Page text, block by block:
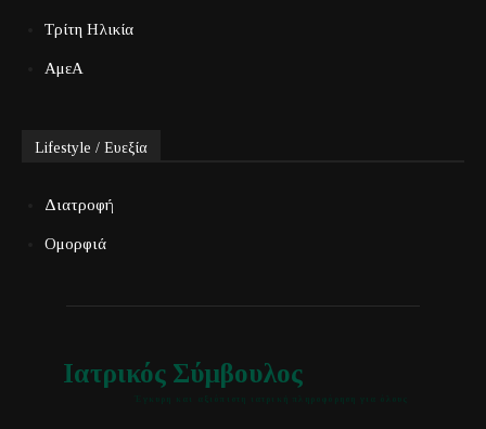
Τρίτη Ηλικία
ΑμεΑ
Lifestyle / Ευεξία
Διατροφή
Ομορφιά
Ιατρικός Σύμβουλος